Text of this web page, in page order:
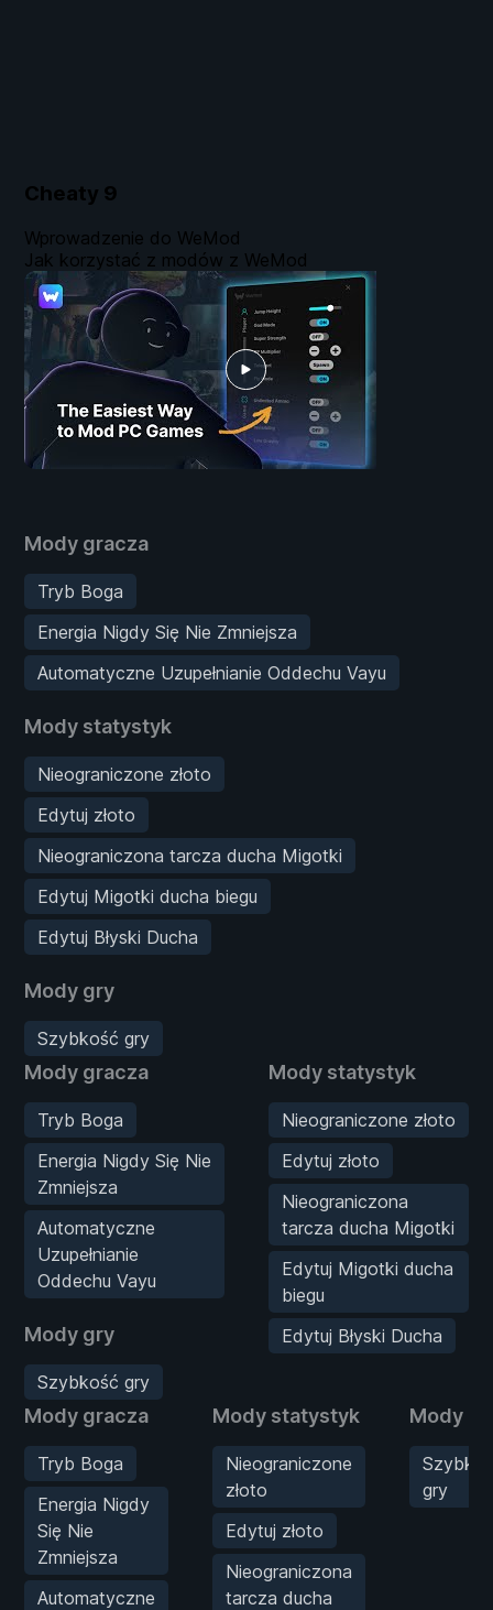
Cheaty 9
Mody gracza
Tryb Boga
Energia Nigdy Się Nie Zmniejsza
Automatyczne Uzupełnianie Oddechu Vayu
Mody statystyk
Nieograniczone złoto
Edytuj złoto
Nieograniczona tarcza ducha Migotki
Edytuj Migotki ducha biegu
Edytuj Błyski Ducha
Mody gry
Szybkość gry
Mody gracza
Tryb Boga
Energia Nigdy Się Nie
Zmniejsza
Automatyczne
Uzupełnianie
Oddechu Vayu
Mody gry
Szybkość gry
Mody statystyk
Nieograniczone złoto
Edytuj złoto
Nieograniczona
tarcza ducha Migotki
Edytuj Migotki ducha
biegu
Edytuj Błyski Ducha
Mody gracza
Tryb Boga
Energia Nigdy
Się Nie
Zmniejsza
Automatyczne
Mody statystyk
Nieograniczone
złoto
Edytuj złoto
Nieograniczona
tarcza ducha
Mody
gry
Wprowadzenie do WeMod
Jak korzystać z modów z WeMod